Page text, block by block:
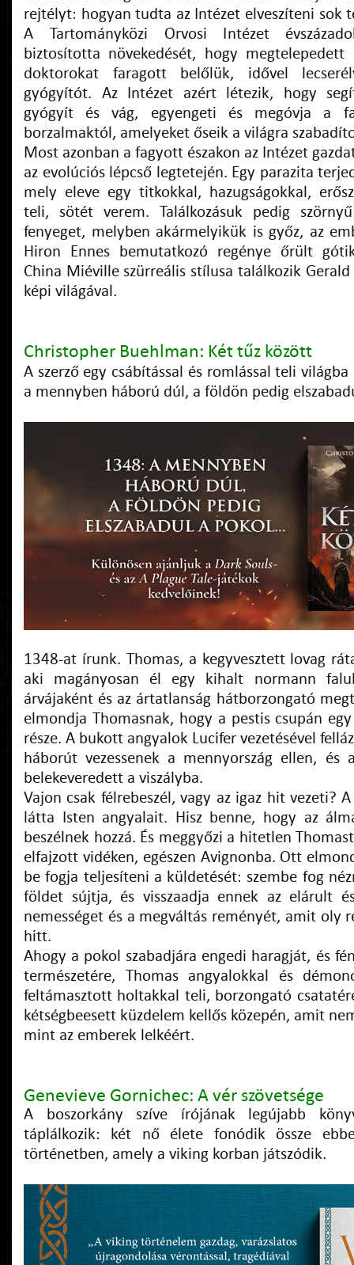
rejtélyt: hogyan tudta az Intézet elveszíteni sok
A Tartományközi Orvosi Intézet
biztosította növekedését, hogy
doktorokat faragott belőlük, idővel
gyógyítót. Az Intézet azért létezik, hogy
gyógyít és vág, egyengeti és megóvja a
borzalmaktól, amelyeket őseik a világra
Most azonban a fagyott északon az Intézet
az evolúciós lépcső legtetején. Egy parazita
mely eleve egy titkokkal, hazugságokkal,
teli, sötét verem. Találkozásuk pedig
fenyeget, melyben akármelyikük is győz, az
Hiron Ennes bemutatkozó regénye őrült
China Miéville szürreális stílusa találkozik
képi világával.
Christopher Buehlman: Két tűz között
A szerző egy csábítással és romlással teli
a mennyben háború dúl, a földön pedig
1348-at írunk. Thomas, a kegyvesztett lovag
aki magányosan él egy kihalt normann
árvájaként és az ártatlanság hátborzongató
elmondja Thomasnak, hogy a pestis csupán
része. A bukott angyalok Lucifer vezetésével
háborút vezessenek a mennyország ellen, és
belekeveredett a viszályba.
Vajon csak félrebeszél, vagy az igaz hit vezeti?
látta Isten angyalait. Hisz benne, hogy az
beszélnek hozzá. És meggyőzi a hitetlen
elfajzott vidéken, egészen Avignonba. Ott
be fogja teljesíteni a küldetését: szembe fog
földet sújtja, és visszaadja ennek az elárult
nemességet és a megváltás reményét, amit oly
hitt.
Ahogy a pokol szabadjára engedi haragját, és
természetére, Thomas angyalokkal és
feltámasztott holtakkal teli, borzongató
kétségbeesett küzdelem kellős közepén, amit
mint az emberek lelkéért.
Genevieve Gornichec: A vér szövetsége
A boszorkány szíve írójának legújabb
táplálkozik: két nő élete fonódik össze
történetben, amely a viking korban játszódik.